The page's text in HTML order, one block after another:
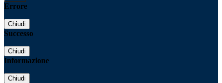
Errore
Chiudi
Successo
Chiudi
Informazione
Chiudi